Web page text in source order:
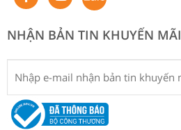
NHẬN BẢN TIN KHUYẾN MÃI